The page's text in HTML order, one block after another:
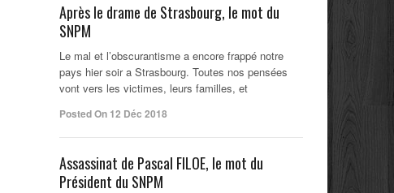
Après le drame de Strasbourg, le mot du
SNPM
Le mal et l’obscurantisme a encore frappé notre
pays hier soir a Strasbourg. Toutes nos pensées
vont vers les victimes, leurs familles, et
Posted On 12 Déc 2018
Assassinat de Pascal FILOE, le mot du
Président du SNPM